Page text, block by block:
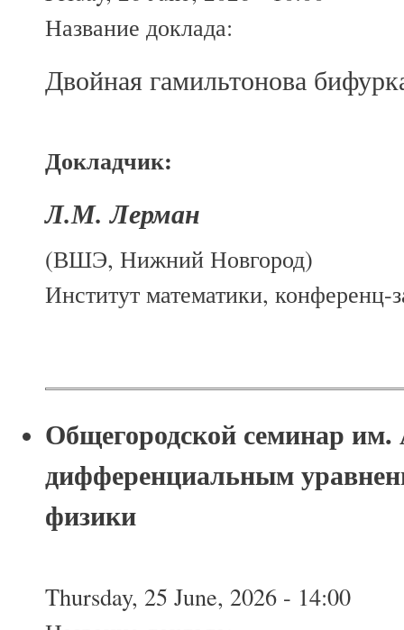
Название доклада:
Двойная гамильтонова
Докладчик:
Л.М. Лерман
(ВШЭ, Нижний Новгород)
Институт математики, конференц-
Общегородской семинар
дифференциальным
физики
Thursday, 25 June, 2026 - 14:00